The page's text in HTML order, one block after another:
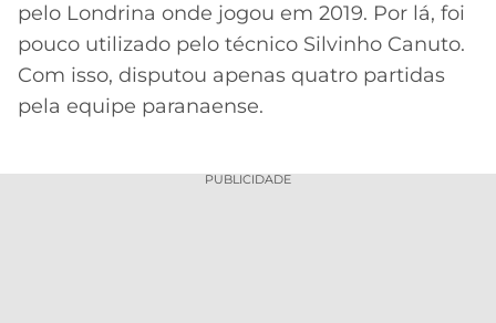
pelo Londrina onde jogou em 2019. Por lá, foi
pouco utilizado pelo técnico Silvinho Canuto.
Com isso, disputou apenas quatro partidas
pela equipe paranaense.
PUBLICIDADE